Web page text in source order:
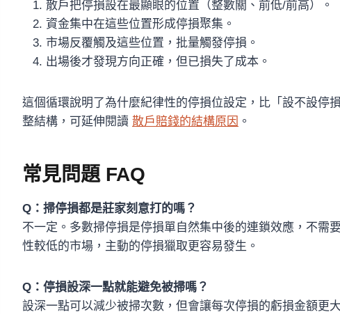
散戶把停損設在最顯眼的位置（整數關、前低/前高）。
資金集中在這些位置形成停損聚集。
市場反覆觸及這些位置，批量觸發停損。
出場後才發現方向正確，但已損失了成本。
這個循環說明了為什麼紀律性的停損位設定，比「設不設停
整結構，可延伸閱讀 散戶賠錢的結構原因 。
常見問題 FAQ
Q：掃停損都是莊家刻意打的嗎？
不一定。多數掃停損是停損單自然集中後的連鎖效應，不需
性較低的市場，主動的停損獵取更容易發生。
Q：停損設深一點就能避免被掃嗎？
設深一點可以減少被掃次數，但會讓每次停損的虧損金額更